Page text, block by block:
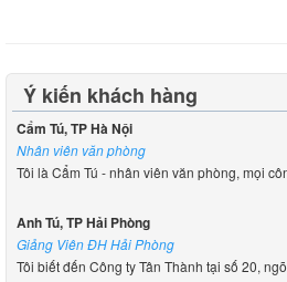
Ý kiến khách hàng
Nhân viên văn phòng
Tôi là Cẩm Tú - nhân viên văn phòng, mọi
Anh Tú, TP Hải Phòng
Giảng Viên ĐH Hải Phòng
Tôi biết đến Công ty Tân Thành tại số 20,